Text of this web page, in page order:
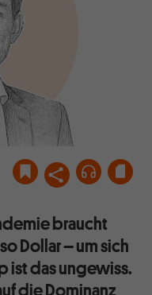
braucht
Dollar – um sich
ist das ungewiss.
die Dominanz